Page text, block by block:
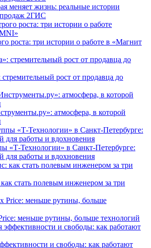
меняет жизнь: реальные истории
продаж 2ГИС
роста: три истории о работе в «Магнит
стремительный рост от продавца до
атмосфера, в которой
«Т-Технологии» в Санкт-Петербурге:
для работы и вдохновения
стать полевым инженером за три
меньше рутины, больше технологий
и свободы: как работают